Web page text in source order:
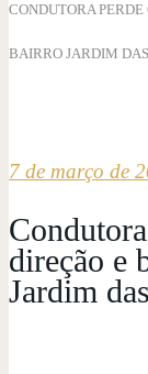
CONDUTORA
BAIRRO JARDIM
7 de março de
direção e
Jardim